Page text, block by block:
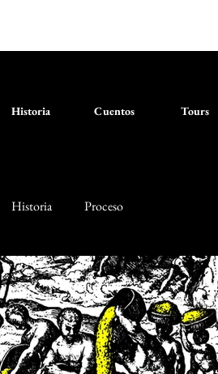
Historia Cuentos Tours
Historia Proceso